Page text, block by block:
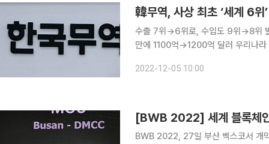
韓무역, 사상 최초 ‘세계 6
수출 7위→6위로, 수입도 9위→8위
만에 1100억→1200억 달러 우리나라 무역이 사상 처음으로 글로벌 6위에 올랐다. 한국무역협회는
유공자에 대한 포상과 1780개사에 대
2022-12-05 10:00
BWB 2022, 27일 부산 벡스코서 개막박형